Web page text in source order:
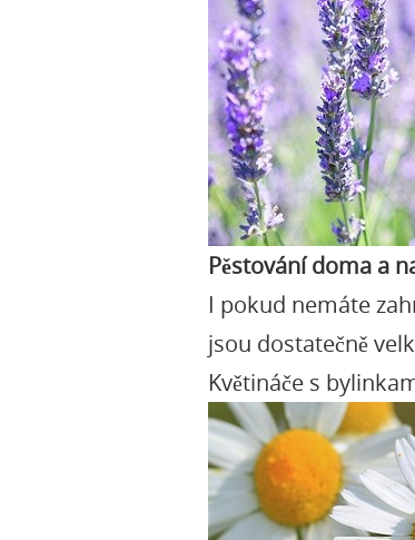
Pěstování doma a
I pokud nemáte
jsou dostatečně
Květináče s